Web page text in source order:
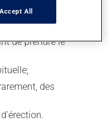
de prendre le
des
Accept All